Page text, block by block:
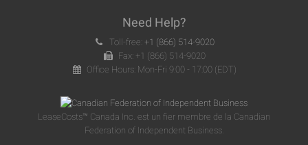
Need Help?
Toll-free: +1 (866) 514-9020
Fax: +1 (866) 514-9020
Office Hours: Mon-Fri 9:00 - 17:00 (EDT)
LeaseCosts™ Canada Inc. est un fier membre de la Canadian
Federation of Independent Business.